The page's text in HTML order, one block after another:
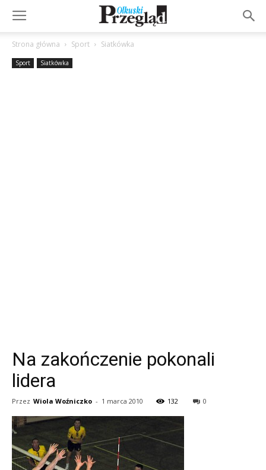
Strona główna Sport Siatkówka
Sport Siatkówka
Na zakończenie pokonali
lidera
Przez Wiola Woźniczko - 1 marca 2010 132 0